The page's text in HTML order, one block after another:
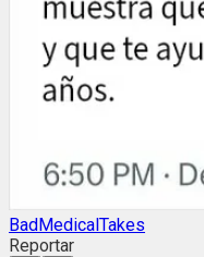
BadMedicalTakes
Reportar